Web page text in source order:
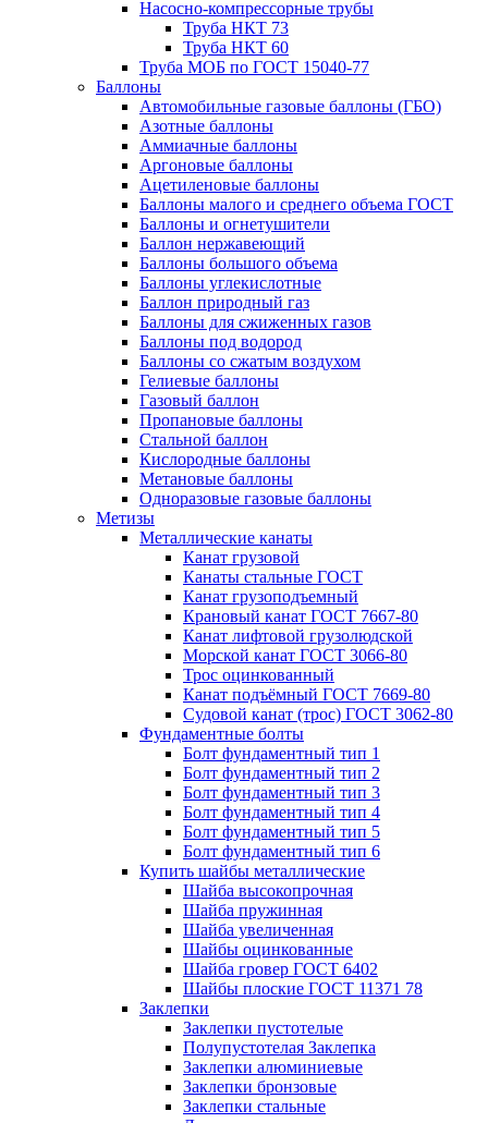
Насосно-компрессорные трубы
Труба НКТ 73
Труба НКТ 60
Труба МОБ по ГОСТ 15040-77
Баллоны
Автомобильные газовые баллоны (ГБО)
Азотные баллоны
Аммиачные баллоны
Аргоновые баллоны
Ацетиленовые баллоны
Баллоны малого и среднего объема ГОСТ
Баллоны и огнетушители
Баллон нержавеющий
Баллоны большого объема
Баллоны углекислотные
Баллон природный газ
Баллоны для сжиженных газов
Баллоны под водород
Баллоны со сжатым воздухом
Гелиевые баллоны
Газовый баллон
Пропановые баллоны
Стальной баллон
Кислородные баллоны
Метановые баллоны
Одноразовые газовые баллоны
Метизы
Металлические канаты
Канат грузовой
Канаты стальные ГОСТ
Канат грузоподъемный
Крановый канат ГОСТ 7667-80
Канат лифтовой грузолюдской
Морской канат ГОСТ 3066-80
Трос оцинкованный
Канат подъёмный ГОСТ 7669-80
Судовой канат (трос) ГОСТ 3062-80
Фундаментные болты
Болт фундаментный тип 1
Болт фундаментный тип 2
Болт фундаментный тип 3
Болт фундаментный тип 4
Болт фундаментный тип 5
Болт фундаментный тип 6
Купить шайбы металлические
Шайба высокопрочная
Шайба пружинная
Шайба увеличенная
Шайбы оцинкованные
Шайба гровер ГОСТ 6402
Шайбы плоские ГОСТ 11371 78
Заклепки
Заклепки пустотелые
Полупустотелая Заклепка
Заклепки алюминиевые
Заклепки бронзовые
Заклепки стальные